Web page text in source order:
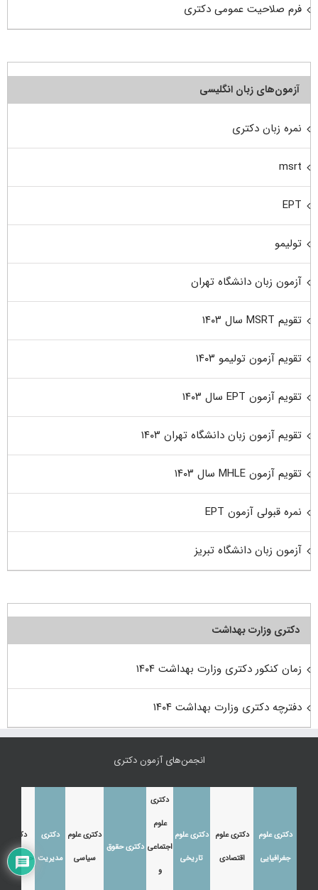
فرم صلاحیت عمومی دکتری
آزمون‌های زبان انگلیسی
نمره زبان دکتری
msrt
EPT
تولیمو
آزمون زبان دانشگاه تهران
تقویم MSRT سال ۱۴۰۳
تقویم آزمون تولیمو ۱۴۰۳
تقویم آزمون EPT سال ۱۴۰۳
تقویم آزمون زبان دانشگاه تهران ۱۴۰۳
تقویم آزمون MHLE سال ۱۴۰۳
نمره قبولی آزمون EPT
آزمون زبان دانشگاه تبریز
دکتری وزارت بهداشت
زمان کنکور دکتری وزارت بهداشت ۱۴۰۴
دفترچه دکتری وزارت بهداشت ۱۴۰۴
انجمن‌های آزمون دکتری
دکتری علوم
جغرافیایی
دکتری علوم
اقتصادی
دکتری علوم
تاریخی
دکتری
علوم
اجتماعی
و
دکتری حقوق
دکتری علوم
سیاسی
دکتری
مدیریت
دکتری
حسابداری